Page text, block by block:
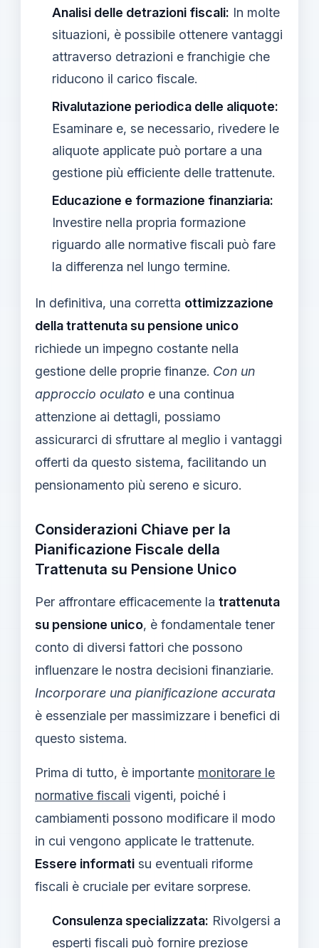
Analisi delle detrazioni fiscali: In molte
situazioni, è possibile ottenere vantaggi
attraverso detrazioni e franchigie che
riducono il carico fiscale.
Rivalutazione periodica delle aliquote:
Esaminare e, se necessario, rivedere le
aliquote applicate può portare a una
gestione più efficiente delle trattenute.
Educazione e formazione finanziaria:
Investire nella propria formazione
riguardo alle normative fiscali può fare
la differenza nel lungo termine.
In definitiva, una corretta ottimizzazione
della trattenuta su pensione unico
richiede un impegno costante nella
gestione delle proprie finanze. Con un
approccio oculato e una continua
attenzione ai dettagli, possiamo
assicurarci di sfruttare al meglio i vantaggi
offerti da questo sistema, facilitando un
pensionamento più sereno e sicuro.
Considerazioni Chiave per la
Pianificazione Fiscale della
Trattenuta su Pensione Unico
Per affrontare efficacemente la trattenuta
su pensione unico, è fondamentale tener
conto di diversi fattori che possono
influenzare le nostra decisioni finanziarie.
Incorporare una pianificazione accurata
è essenziale per massimizzare i benefici di
questo sistema.
Prima di tutto, è importante monitorare le
normative fiscali vigenti, poiché i
cambiamenti possono modificare il modo
in cui vengono applicate le trattenute.
Essere informati su eventuali riforme
fiscali è cruciale per evitare sorprese.
Consulenza specializzata: Rivolgersi a
esperti fiscali può fornire preziose